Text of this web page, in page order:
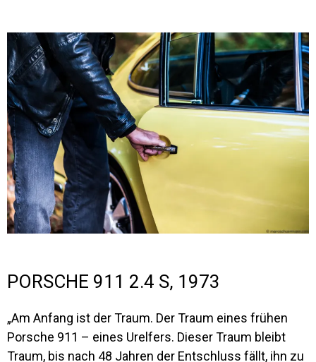
PORSCHE 911 2.4 S, 1973
„Am Anfang ist der Traum. Der Traum eines frühen
Porsche 911 – eines Urelfers. Dieser Traum bleibt
Traum, bis nach 48 Jahren der Entschluss fällt, ihn zu